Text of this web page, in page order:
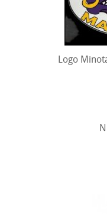
Logo